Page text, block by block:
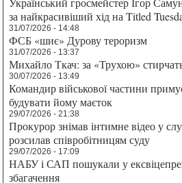
за найкрасивіший хід на Titled
31/07/2026 - 14:48
ФСБ «шиє» Дурову тероризм
31/07/2026 - 13:37
Михайло Ткач: за «Трухою»
30/07/2026 - 13:49
Командир військової частини
будувати йому маєток
29/07/2026 - 21:38
Прокурор знімав інтимне відео у
розсилав співробітницям суду
29/07/2026 - 17:09
НАБУ і САП пошукали у
збагачення